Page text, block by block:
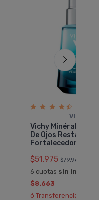
VICHY
Vichy Minéral 89
De Ojos
Fortalecedor
$51.975 $79.961
6 cuotas sin interés
$8.663
ó Transferencia